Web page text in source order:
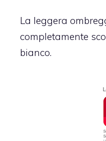
La leggera
completamente
bianco.